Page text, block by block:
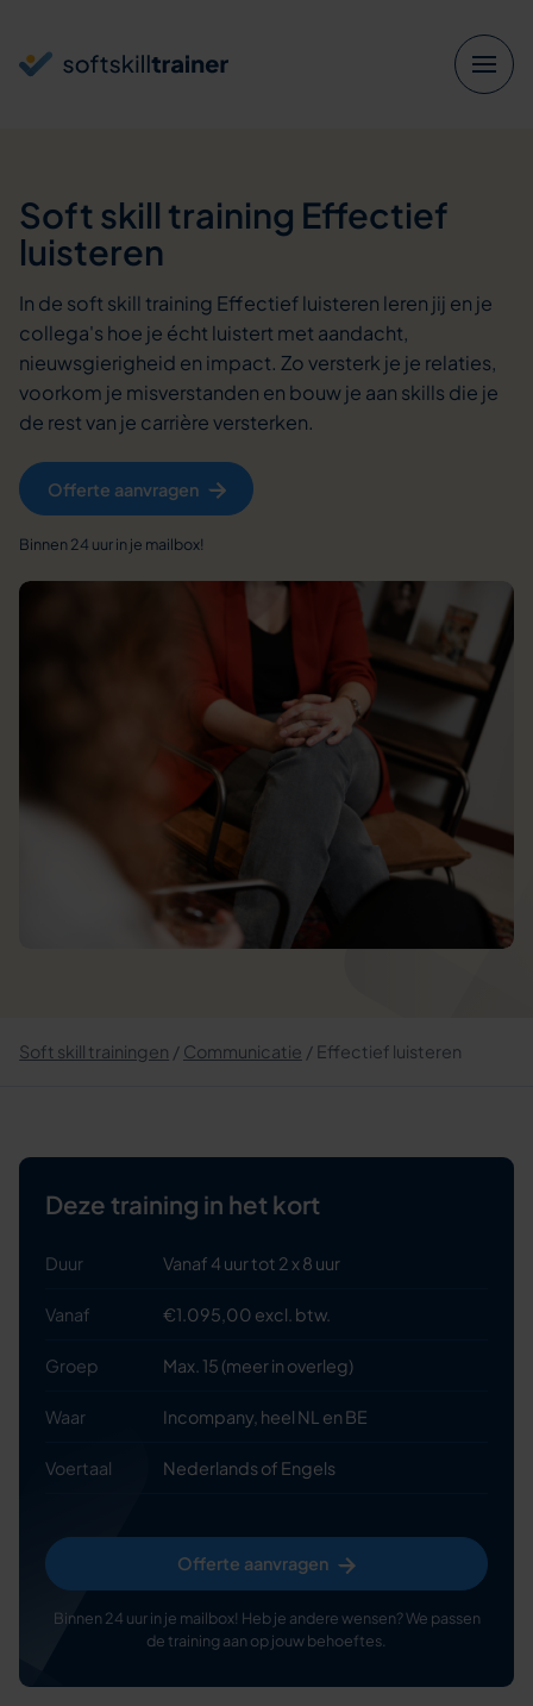
Soft skill training Effectief
luisteren
In de soft skill training Effectief luisteren leren jij en je
collega's hoe je écht luistert met aandacht,
nieuwsgierigheid en impact. Zo versterk je je relaties,
voorkom je misverstanden en bouw je aan skills die je
de rest van je carrière versterken.
Offerte aanvragen
Binnen 24 uur in je mailbox!
Soft skill trainingen Communicatie Effectief luisteren
Deze training in het kort
Duur Vanaf 4 uur tot 2 x 8 uur
Vanaf €1.095,00 excl. btw.
Groep Max. 15 (meer in overleg)
Waar Incompany, heel NL en BE
Voertaal Nederlands of Engels
Offerte aanvragen
Binnen 24 uur in je mailbox! Heb je andere wensen? We passen
de training aan op jouw behoeftes.